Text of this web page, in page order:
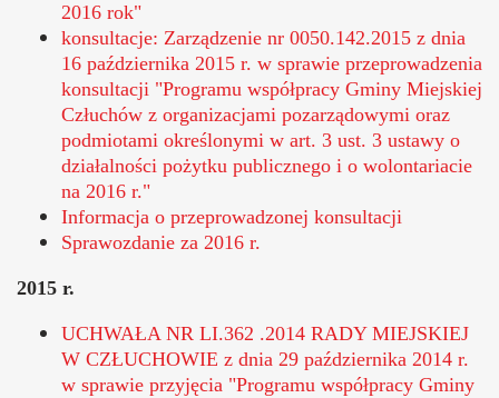
2016 rok"
konsultacje: Zarządzenie nr 0050.142.2015 z dnia
16 października 2015 r. w sprawie przeprowadzenia
konsultacji "Programu współpracy Gminy Miejskiej
Człuchów z organizacjami pozarządowymi oraz
podmiotami określonymi w art. 3 ust. 3 ustawy o
działalności pożytku publicznego i o wolontariacie
na 2016 r."
Informacja o przeprowadzonej konsultacji
Sprawozdanie za 2016 r.
2015 r.
UCHWAŁA NR LI.362 .2014 RADY MIEJSKIEJ
W CZŁUCHOWIE z dnia 29 października 2014 r.
w sprawie przyjęcia "Programu współpracy Gminy